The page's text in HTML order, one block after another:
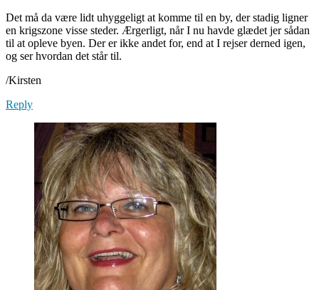
Det må da være lidt uhyggeligt at komme til en by, der stadig ligner
en krigszone visse steder. Ærgerligt, når I nu havde glædet jer sådan
til at opleve byen. Der er ikke andet for, end at I rejser derned igen,
og ser hvordan det står til.
/Kirsten
Reply